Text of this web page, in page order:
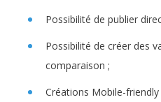
Possibilité de publier
Possibilité de créer des
comparaison ;
Créations Mobile-friendly